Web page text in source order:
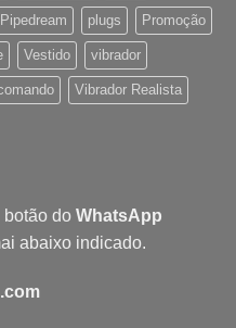
Pipedream plugs Promoção
Vestido vibrador
Vibrador Realista
botão do WhatsApp
abaixo indicado.